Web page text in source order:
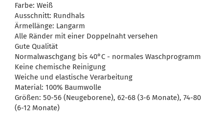
Farbe: Weiß
Ausschnitt: Rundhals
Ärmellänge: Langarm
Alle Ränder mit einer Doppelnaht versehen
Gute Qualität
Normalwaschgang bis 40°C - normales Waschprogramm
Keine chemische Reinigung
Weiche und elastische Verarbeitung
Material: 100% Baumwolle
Größen: 50-56 (Neugeborene), 62-68 (3-6 Monate), 74-80
(6-12 Monate)